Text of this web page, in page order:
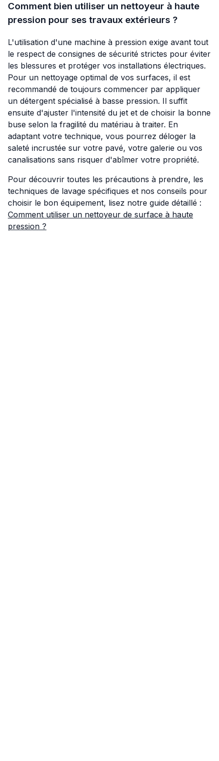
Comment bien utiliser un nettoyeur à haute
pression pour ses travaux extérieurs ?
L'utilisation d'une machine à pression exige avant tout
le respect de consignes de sécurité strictes pour éviter
les blessures et protéger vos installations électriques.
Pour un nettoyage optimal de vos surfaces, il est
recommandé de toujours commencer par appliquer
un détergent spécialisé à basse pression. Il suffit
ensuite d'ajuster l'intensité du jet et de choisir la bonne
buse selon la fragilité du matériau à traiter. En
adaptant votre technique, vous pourrez déloger la
saleté incrustée sur votre pavé, votre galerie ou vos
canalisations sans risquer d'abîmer votre propriété.
Pour découvrir toutes les précautions à prendre, les
techniques de lavage spécifiques et nos conseils pour
choisir le bon équipement, lisez notre guide détaillé :
Comment utiliser un nettoyeur de surface à haute
pression ?